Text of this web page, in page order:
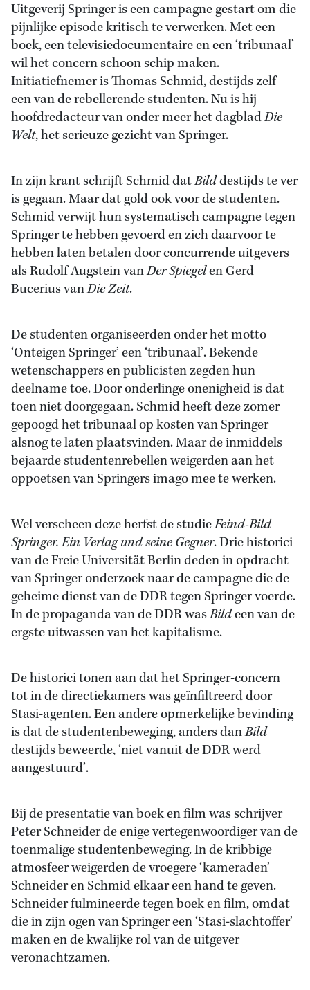
Uitgeverij Springer is een campagne gestart om die
pijnlijke episode kritisch te verwerken. Met een
boek, een televisiedocumentaire en een ‘tribunaal’
wil het concern schoon schip maken.
Initiatiefnemer is Thomas Schmid, destijds zelf
een van de rebellerende studenten. Nu is hij
hoofdredacteur van onder meer het dagbladDie
Welt, het serieuze gezicht van Springer.
In zijn krant schrijft Schmid datBilddestijds te ver
is gegaan. Maar dat gold ook voor de studenten.
Schmid verwijt hun systematisch campagne tegen
Springer te hebben gevoerd en zich daarvoor te
hebben laten betalen door concurrende uitgevers
als Rudolf Augstein vanDer Spiegelen Gerd
Bucerius vanDie Zeit.
De studenten organiseerden onder het motto
‘Onteigen Springer’ een ‘tribunaal’. Bekende
wetenschappers en publicisten zegden hun
deelname toe. Door onderlinge onenigheid is dat
toen niet doorgegaan. Schmid heeft deze zomer
gepoogd het tribunaal op kosten van Springer
alsnog te laten plaatsvinden. Maar de inmiddels
bejaarde studentenrebellen weigerden aan het
oppoetsen van Springers imago mee te werken.
Wel verscheen deze herfst de studieFeind-Bild
Springer. Ein Verlag und seine Gegner. Drie historici
van de Freie Universität Berlin deden in opdracht
van Springer onderzoek naar de campagne die de
geheime dienst van de DDR tegen Springer voerde.
In de propaganda van de DDR wasBildeen van de
ergste uitwassen van het kapitalisme.
De historici tonen aan dat het Springer-concern
tot in de directiekamers was geïnfiltreerd door
Stasi-agenten. Een andere opmerkelijke bevinding
is dat de studentenbeweging, anders danBild
destijds beweerde, ‘niet vanuit de DDR werd
aangestuurd’.
Bij de presentatie van boek en film was schrijver
Peter Schneider de enige vertegenwoordiger van de
toenmalige studentenbeweging. In de kribbige
atmosfeer weigerden de vroegere ‘kameraden’
Schneider en Schmid elkaar een hand te geven.
Schneider fulmineerde tegen boek en film, omdat
die in zijn ogen van Springer een ‘Stasi-slachtoffer’
maken en de kwalijke rol van de uitgever
veronachtzamen.